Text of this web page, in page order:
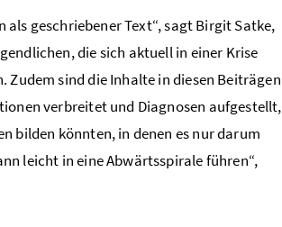
geschriebener Text“, sagt Birgit Satke,
die sich aktuell in einer Krise
sind die Inhalte in diesen Beiträgen
verbreitet und Diagnosen aufgestellt,
bilden könnten, in denen es nur darum
leicht in eine Abwärtsspirale führen“,